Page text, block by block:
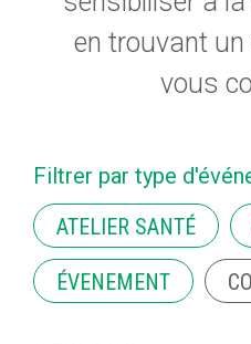
en trouvant un
vous
Filtrer par type
ATELIER SANTÉ
ÉVENEMENT